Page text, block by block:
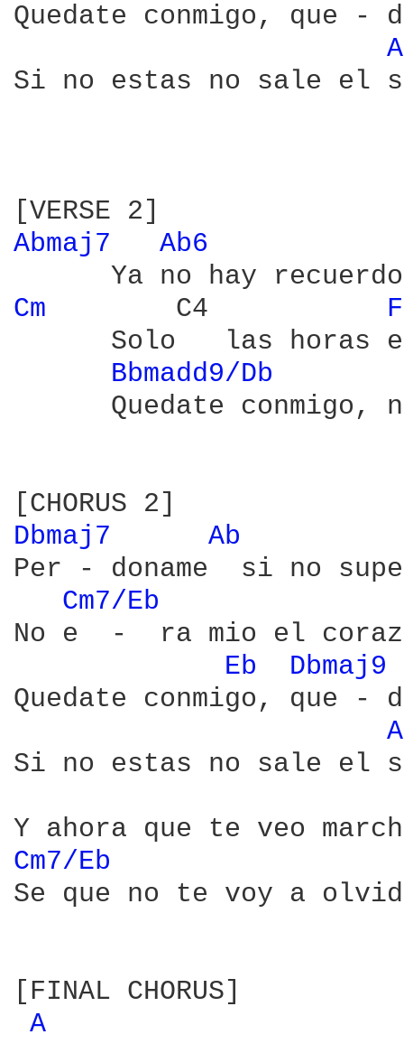
Quedate conmigo, que -
Si no estas no sale el
Abmaj7
Ab6
Cm
       C4
Solo   las horas
Bbmadd9/Db
Quedate conmigo,
Dbmaj7
Ab
Per - doname  si no
Cm7/Eb
No e  -  ra mio el
Eb
Dbmaj9
Quedate conmigo, que -
Si no estas no sale el
Cm7/Eb
Se que no te voy a
[FINAL CHORUS]
A